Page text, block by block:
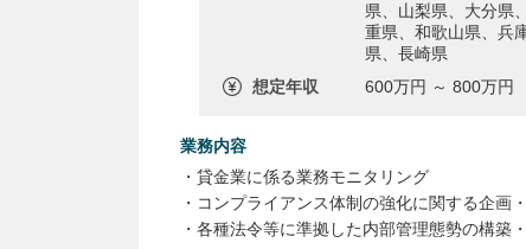
県、山梨県、大分県
重県、和歌山県、兵
県、長崎県
想定年収
600万円 ～ 800万円
業務内容
・貸金業に係る業務モニタリング
・コンプライアンス体制の強化に関する企画
・各種法令等に準拠した内部管理態勢の構築